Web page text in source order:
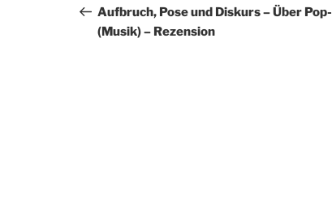
Beitrag
Aufbruch, Pose und Diskurs – Über Pop-
(Musik) – Rezension